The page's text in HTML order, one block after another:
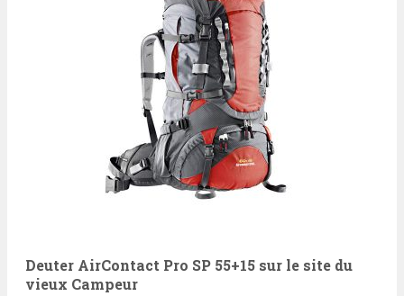
Deuter AirContact Pro SP 55+15 sur le site du
vieux Campeur